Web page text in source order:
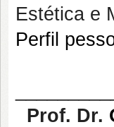
Estética e
Perfil
Prof. Dr.